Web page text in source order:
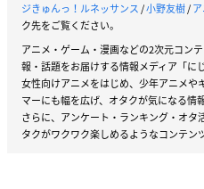
ジきゅんっ！ルネッサンス/小野友樹/
ク先をご覧ください。
アニメ・ゲーム・漫画などの2次元コン
報・話題をお届けする情報メディア「に
女性向けアニメをはじめ、少年アニメや
マーにも幅を広げ、オタクが気になる情
さらに、アンケート・ランキング・オタ
タクがワクワク楽しめるようなコンテン